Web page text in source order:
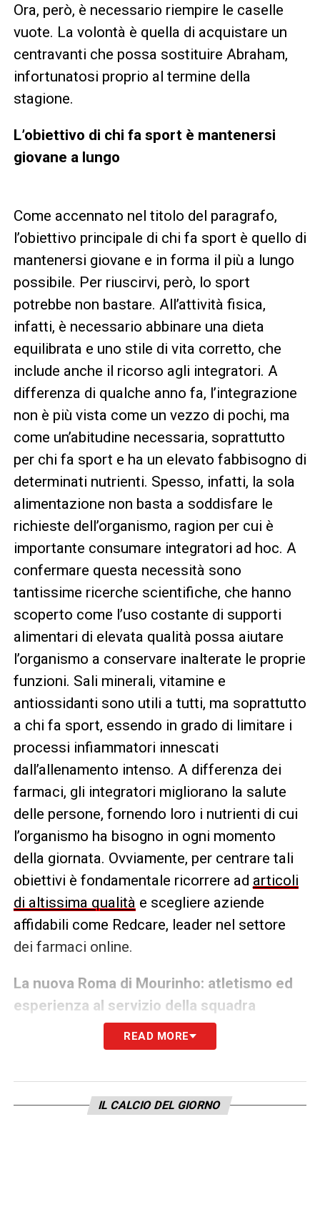
Ora, però, è necessario riempire le caselle
vuote. La volontà è quella di acquistare un
centravanti che possa sostituire Abraham,
infortunatosi proprio al termine della
stagione.
L’obiettivo di chi fa sport è mantenersi
giovane a lungo
Come accennato nel titolo del paragrafo,
l’obiettivo principale di chi fa sport è quello di
mantenersi giovane e in forma il più a lungo
possibile. Per riuscirvi, però, lo sport
potrebbe non bastare. All’attività fisica,
infatti, è necessario abbinare una dieta
equilibrata e uno stile di vita corretto, che
include anche il ricorso agli integratori. A
differenza di qualche anno fa, l’integrazione
non è più vista come un vezzo di pochi, ma
come un’abitudine necessaria, soprattutto
per chi fa sport e ha un elevato fabbisogno di
determinati nutrienti. Spesso, infatti, la sola
alimentazione non basta a soddisfare le
richieste dell’organismo, ragion per cui è
importante consumare integratori ad hoc. A
confermare questa necessità sono
tantissime ricerche scientifiche, che hanno
scoperto come l’uso costante di supporti
alimentari di elevata qualità possa aiutare
l’organismo a conservare inalterate le proprie
funzioni. Sali minerali, vitamine e
antiossidanti sono utili a tutti, ma soprattutto
a chi fa sport, essendo in grado di limitare i
processi infiammatori innescati
dall’allenamento intenso. A differenza dei
farmaci, gli integratori migliorano la salute
delle persone, fornendo loro i nutrienti di cui
l’organismo ha bisogno in ogni momento
della giornata. Ovviamente, per centrare tali
obiettivi è fondamentale ricorrere ad articoli
di altissima qualità e scegliere aziende
affidabili come Redcare, leader nel settore
dei farmaci online.
La nuova Roma di Mourinho: atletismo ed
esperienza al servizio della squadra
Mourinho sogna altri 3 o 4 giocatori con cui
fare il definitivo salto di qualità. Una Roma
READ MORE
IL CALCIO DEL GIORNO